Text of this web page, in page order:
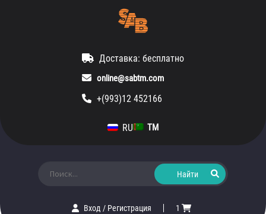
Доставка: бесплатно
online@sabtm.com
+(993)12 452166
RU TM
Вход/ Регистрация 1